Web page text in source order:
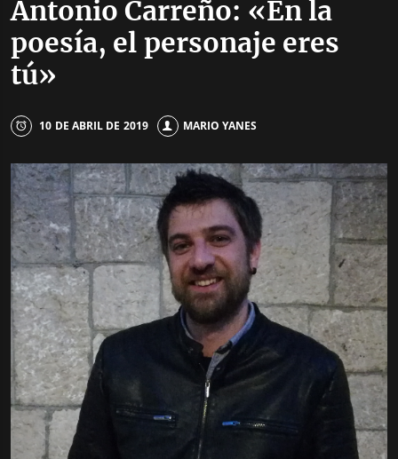
Antonio Carreño: «En la
poesía, el personaje eres
tú»
10 DE ABRIL DE 2019 MARIO YANES